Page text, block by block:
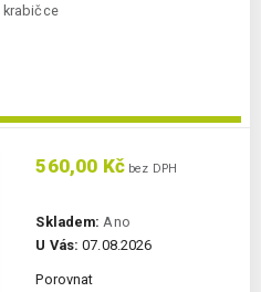
krabičce
560,00 Kč bez DPH
Skladem: Ano
U Vás: 07.08.2026
Porovnat